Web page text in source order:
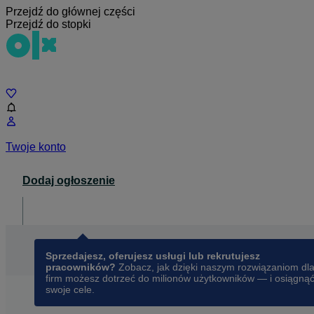
Przejdź do głównej części
Przejdź do stopki
Twoje konto
Dodaj ogłoszenie
Sprzedajesz, oferujesz usługi lub rekrutujesz
pracowników? Zobacz, jak dzięki naszym rozwiązaniom dla
firm możesz dotrzeć do milionów użytkowników — i osiągnąć
swoje cele.